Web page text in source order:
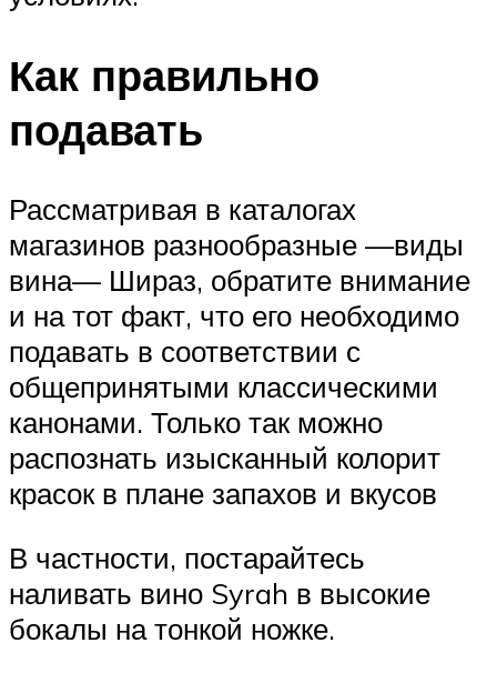
Как правильно
подавать
Рассматривая в каталогах
магазинов разнообразные —виды
вина— Шираз, обратите внимание
и на тот факт, что его необходимо
подавать в соответствии с
общепринятыми классическими
канонами. Только так можно
распознать изысканный колорит
красок в плане запахов и вкусов
В частности, постарайтесь
наливать вино Syrah в высокие
бокалы на тонкой ножке.